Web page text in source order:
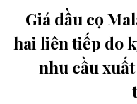
Giá dầu cọ
hai liên tiếp do
nhu cầu